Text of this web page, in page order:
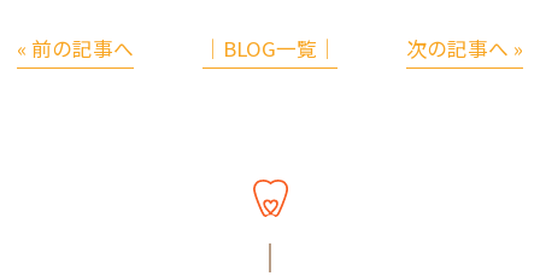
« 前の記事へ │BLOG一覧│ 次の記事へ »